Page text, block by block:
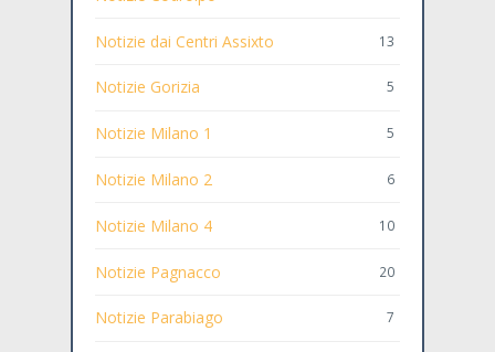
Notizie dai Centri Assixto 13
Notizie Gorizia 5
Notizie Milano 1 5
Notizie Milano 2 6
Notizie Milano 4 10
Notizie Pagnacco 20
Notizie Parabiago 7